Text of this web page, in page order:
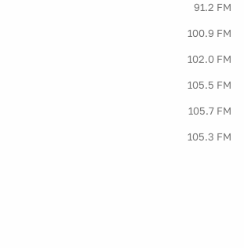
91.2 FM
100.9 FM
102.0 FM
105.5 FM
105.7 FM
105.3 FM